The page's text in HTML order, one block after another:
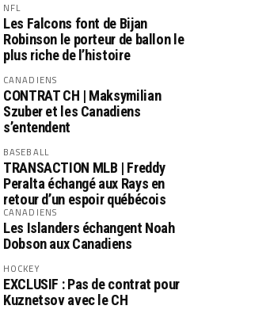
NFL
Les Falcons font de Bijan
Robinson le porteur de ballon le
plus riche de l’histoire
CANADIENS
CONTRAT CH | Maksymilian
Szuber et les Canadiens
s’entendent
BASEBALL
TRANSACTION MLB | Freddy
Peralta échangé aux Rays en
retour d’un espoir québécois
CANADIENS
Les Islanders échangent Noah
Dobson aux Canadiens
HOCKEY
EXCLUSIF : Pas de contrat pour
Kuznetsov avec le CH